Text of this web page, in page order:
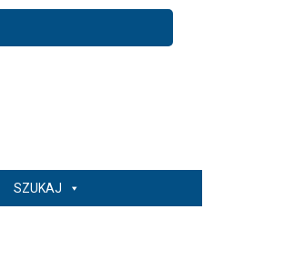
SZUKAJ